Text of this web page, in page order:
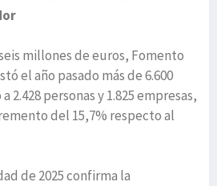
millones de euros, Fomento
el año pasado más de 6.600
2.428 personas y 1.825 empresas,
del 15,7% respecto al
de 2025 confirma la